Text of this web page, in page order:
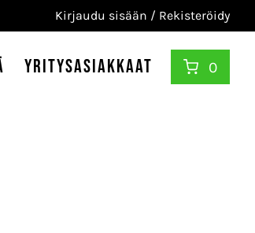
Kirjaudu sisään / Rekisteröidy
Yritysasiakkaat 0